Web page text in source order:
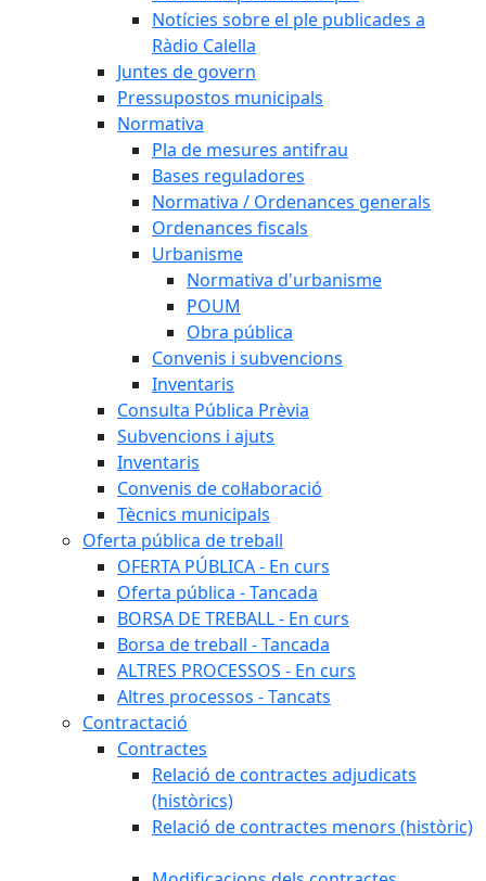
Notícies sobre el ple publicades a
Ràdio Calella
Juntes de govern
Pressupostos municipals
Normativa
Pla de mesures antifrau
Bases reguladores
Normativa / Ordenances generals
Ordenances fiscals
Urbanisme
Normativa d'urbanisme
POUM
Obra pública
Convenis i subvencions
Inventaris
Consulta Pública Prèvia
Subvencions i ajuts
Inventaris
Convenis de col·laboració
Tècnics municipals
Oferta pública de treball
OFERTA PÚBLICA - En curs
Oferta pública - Tancada
BORSA DE TREBALL - En curs
Borsa de treball - Tancada
ALTRES PROCESSOS - En curs
Altres processos - Tancats
Contractació
Contractes
Relació de contractes adjudicats
(històrics)
Relació de contractes menors (històric)